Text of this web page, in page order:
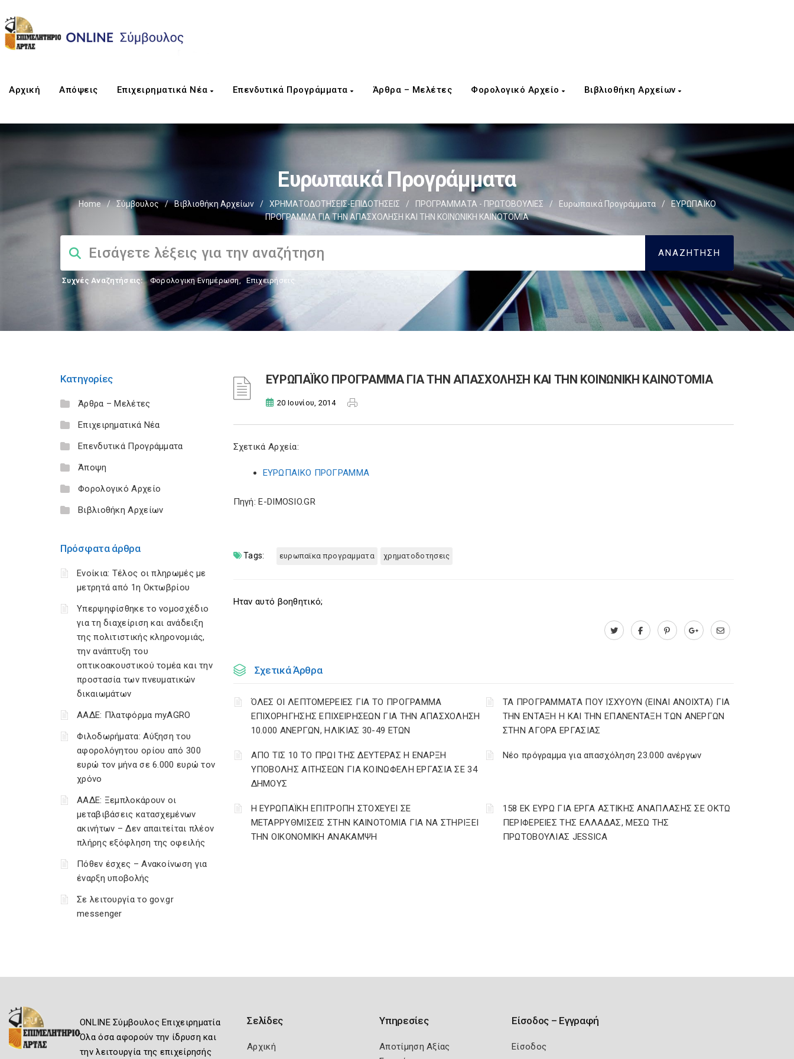
Αρχική Απόψεις Επιχειρηματικά Νέα Επενδυτικά Προγράμματα Άρθρα – Μελέτες Φορολογικό Αρχείο Βιβλιοθήκη Αρχείων
Ευρωπαικά Προγράμματα
Home / Σύμβουλος / Βιβλιοθήκη Αρχείων / ΧΡΗΜΑΤΟΔΟΤΗΣΕΙΣ-ΕΠΙΔΟΤΗΣΕΙΣ / ΠΡΟΓΡΑΜΜΑΤΑ - ΠΡΩΤΟΒΟΥΛΙΕΣ / Ευρωπαικά Προγράμματα /
ΕΥΡΩΠΑΪΚΟ
ΠΡΟΓΡΑΜΜΑ ΓΙΑ ΤΗΝ ΑΠΑΣΧΟΛΗΣΗ ΚΑΙ ΤΗΝ ΚΟΙΝΩΝΙΚΗ ΚΑΙΝΟΤΟΜΙΑ
Συχνές Αναζητήσεις: Φορολογικη Ενημέρωση, Επιχειρήσεις
Κατηγορίες
Άρθρα – Μελέτες
Επιχειρηματικά Νέα
Επενδυτικά Προγράμματα
Άποψη
Φορολογικό Αρχείο
Βιβλιοθήκη Αρχείων
Πρόσφατα άρθρα
Ενοίκια: Τέλος οι πληρωμές με
μετρητά από 1η Οκτωβρίου
Υπερψηφίσθηκε το νομοσχέδιο
για τη διαχείριση και ανάδειξη
της πολιτιστικής κληρονομιάς,
την ανάπτυξη του
οπτικοακουστικού τομέα και την
προστασία των πνευματικών
δικαιωμάτων
ΑΑΔΕ: Πλατφόρμα myAGRO
Φιλοδωρήματα: Αύξηση του
αφορολόγητου ορίου από 300
ευρώ τον μήνα σε 6.000 ευρώ τον
χρόνο
ΑΑΔΕ: Ξεμπλοκάρουν οι
μεταβιβάσεις κατασχεμένων
ακινήτων – Δεν απαιτείται πλέον
πλήρης εξόφληση της οφειλής
Πόθεν έσχες – Ανακοίνωση για
έναρξη υποβολής
Σε λειτουργία το gov.gr
messenger
ΕΥΡΩΠΑΪΚΟ ΠΡΟΓΡΑΜΜΑ ΓΙΑ ΤΗΝ ΑΠΑΣΧΟΛΗΣΗ ΚΑΙ ΤΗΝ ΚΟΙΝΩΝΙΚΗ ΚΑΙΝΟΤΟΜΙΑ
20 Ιουνίου, 2014
Σχετικά Αρχεία:
ΕΥΡΩΠΑΙΚΟ ΠΡΟΓΡΑΜΜΑ
Πηγή: E-DIMOSIO.GR
Tags: ευρωπαϊκα προγραμματα χρηματοδοτησεις
Ηταν αυτό βοηθητικό;
Σχετικά Άρθρα
ΌΛΕΣ ΟΙ ΛΕΠΤΟΜΕΡΕΙΕΣ ΓΙΑ ΤΟ ΠΡΟΓΡΑΜΜΑ
ΕΠΙΧΟΡΗΓΗΣΗΣ ΕΠΙΧΕΙΡΗΣΕΩΝ ΓΙΑ ΤΗΝ ΑΠΑΣΧΟΛΗΣΗ
10.000 ΑΝΕΡΓΩΝ, ΗΛΙΚΙΑΣ 30-49 ΕΤΩΝ
ΤΑ ΠΡΟΓΡΑΜΜΑΤΑ ΠΟΥ ΙΣΧΥΟΥΝ (ΕΙΝΑΙ ΑΝΟΙΧΤΑ) ΓΙΑ
ΤΗΝ ΕΝΤΑΞΗ Η ΚΑΙ ΤΗΝ ΕΠΑΝΕΝΤΑΞΗ ΤΩΝ ΑΝΕΡΓΩΝ
ΣΤΗΝ ΑΓΟΡΑ ΕΡΓΑΣΙΑΣ
AΠΟ ΤΙΣ 10 ΤΟ ΠΡΩΙ ΤΗΣ ΔΕΥΤΕΡΑΣ Η ΕΝΑΡΞΗ
ΥΠΟΒΟΛΗΣ ΑΙΤΗΣΕΩΝ ΓΙΑ ΚΟΙΝΩΦΕΛΗ ΕΡΓΑΣΙΑ ΣΕ 34
ΔΗΜΟΥΣ
Νέο πρόγραμμα για απασχόληση 23.000 ανέργων
Η ΕΥΡΩΠΑΪΚΗ ΕΠΙΤΡΟΠΗ ΣΤΟΧΕΥΕΙ ΣΕ
ΜΕΤΑΡΡΥΘΜΙΣΕΙΣ ΣΤΗΝ ΚΑΙΝΟΤΟΜΙΑ ΓΙΑ ΝΑ ΣΤΗΡΙΞΕΙ
ΤΗΝ ΟΙΚΟΝΟΜΙΚΗ ΑΝΑΚΑΜΨΗ
158 ΕΚ ΕΥΡΩ ΓΙΑ ΕΡΓΑ ΑΣΤΙΚΗΣ ΑΝΑΠΛΑΣΗΣ ΣΕ ΟΚΤΩ
ΠΕΡΙΦΕΡΕΙΕΣ ΤΗΣ ΕΛΛΑΔΑΣ, ΜΕΣΩ ΤΗΣ
ΠΡΩΤΟΒΟΥΛΙΑΣ JESSICA
ONLINE Σύμβουλος Επιχειρηματία
Όλα όσα αφορούν την ίδρυση και
την λειτουργία της επιχείρησής
Σελίδες
Αρχική
Υπηρεσίες
Αποτίμηση Αξίας
Είσοδος – Εγγραφή
Είσοδος